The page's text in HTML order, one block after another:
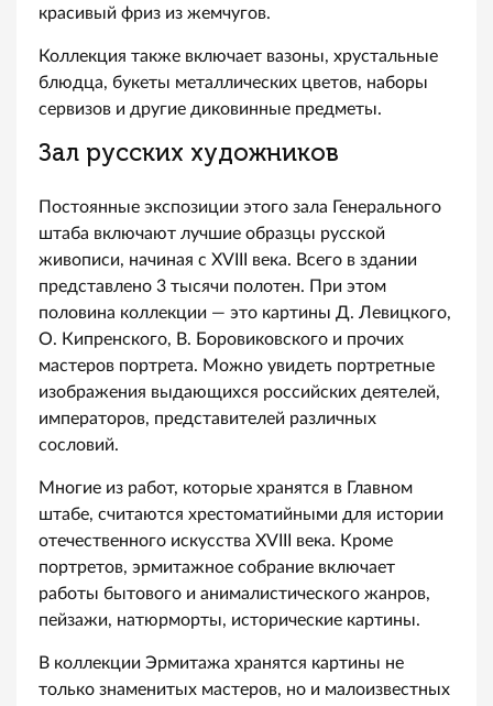
красивый фриз из жемчугов.
Коллекция также включает вазоны, хрустальные
блюдца, букеты металлических цветов, наборы
сервизов и другие диковинные предметы.
Зал русских художников
Постоянные экспозиции этого зала Генерального
штаба включают лучшие образцы русской
живописи, начиная с XVIII века. Всего в здании
представлено 3 тысячи полотен. При этом
половина коллекции — это картины Д. Левицкого,
О. Кипренского, В. Боровиковского и прочих
мастеров портрета. Можно увидеть портретные
изображения выдающихся российских деятелей,
императоров, представителей различных
сословий.
Многие из работ, которые хранятся в Главном
штабе, считаются хрестоматийными для истории
отечественного искусства XVIII века. Кроме
портретов, эрмитажное собрание включает
работы бытового и анималистического жанров,
пейзажи, натюрморты, исторические картины.
В коллекции Эрмитажа хранятся картины не
только знаменитых мастеров, но и малоизвестных